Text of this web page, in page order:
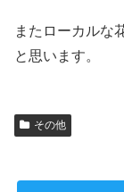
またローカルな
と思います。
その他